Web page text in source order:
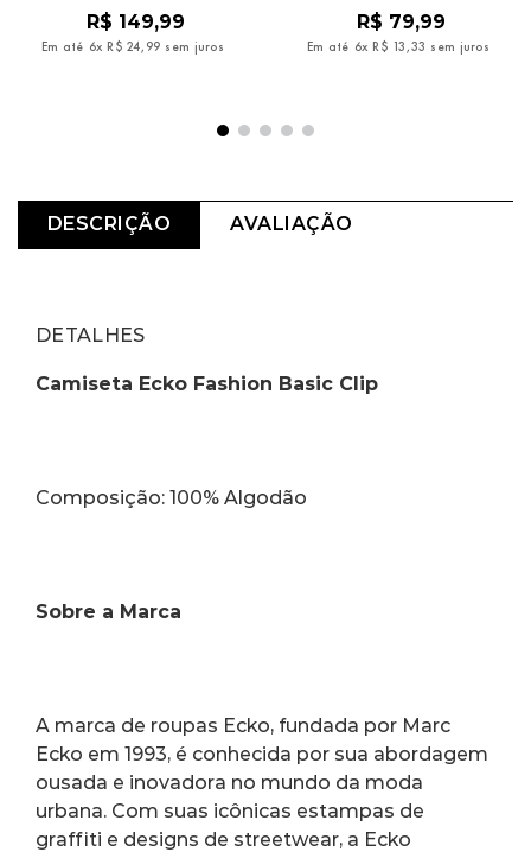
R$ 149,99
Em até 6x R$ 24, 99 sem juros
R$ 79,99
Em até 6x R$ 13 ,33 sem juros
DESCRIÇÃO AVALIAÇÃO
DETALHES
Camiseta Ecko Fashion Basic Clip
Composição: 100% Algodão
Sobre a Marca
A marca de roupas Ecko, fundada por Marc
Ecko em 1993, é conhecida por sua abordagem
ousada e inovadora no mundo da moda
urbana. Com suas icônicas estampas de
graffiti e designs de streetwear, a Ecko